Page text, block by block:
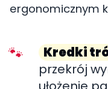
ergonomicznym
Kredki
przekrój